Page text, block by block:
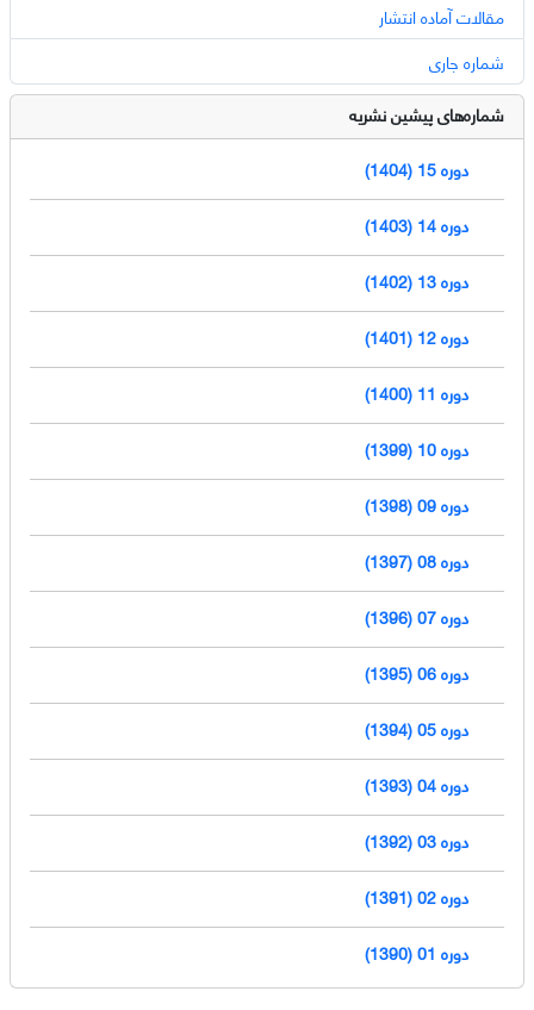
مقالات آماده انتشار
شماره جاری
شماره‌های پیشین نشریه
دوره 15 (1404)
دوره 14 (1403)
دوره 13 (1402)
دوره 12 (1401)
دوره 11 (1400)
دوره 10 (1399)
دوره 09 (1398)
دوره 08 (1397)
دوره 07 (1396)
دوره 06 (1395)
دوره 05 (1394)
دوره 04 (1393)
دوره 03 (1392)
دوره 02 (1391)
دوره 01 (1390)